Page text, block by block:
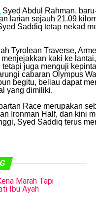
Syed Abdul Rahman,
larian sejauh 21.09
Saddiq tetap nekad
Tyrolean Traverse,
kaki ke
juga menguji
cabaran Olympus
begitu, beliau dapat
yang dimiliki.
Race merupakan
Ironman Half, dan kini
Syed Saddiq terus